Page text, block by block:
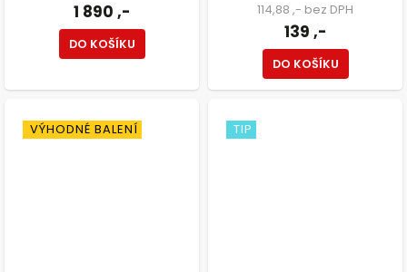
1 890 ,-
DO KOŠÍKU
114,88 ,- bez DPH
139 ,-
DO KOŠÍKU
VÝHODNÉ BALENÍ TIP